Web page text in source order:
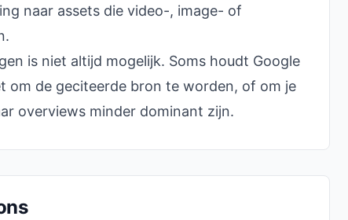
naar assets die video-, image- of
is niet altijd mogelijk. Soms houdt Google
om de geciteerde bron te worden, of om je
overviews minder dominant zijn.